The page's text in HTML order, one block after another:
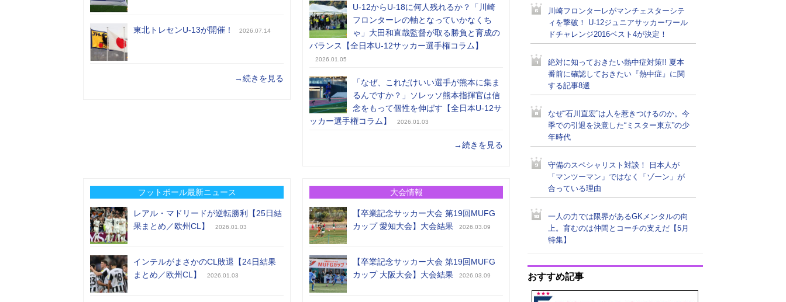
東北トレセンU-13が開催！ 2026.07.14
→続きを見る
U-12からU-18に何人残れるか？「川崎
フロンターレの軸となっていかなくち
ゃ」大田和直哉監督が取る勝負と育成の
バランス【全日本U-12サッカー選手権コラム】
2026.01.05
「なぜ、これだけいい選手が熊本に集ま
るんですか？」ソレッソ熊本指揮官は信
念をもって個性を伸ばす【全日本U-12サ
ッカー選手権コラム】
2026.01.03
→続きを見る
フットボール最新ニュース
レアル・マドリードが逆転勝利【25日結
果まとめ／欧州CL】
2026.01.03
インテルがまさかのCL敗退【24日結果
まとめ／欧州CL】
2026.01.03
大会情報
【卒業記念サッカー大会 第19回MUFG
カップ 愛知大会】大会結果
2026.03.09
【卒業記念サッカー大会 第19回MUFG
カップ 大阪大会】大会結果
2026.03.09
川崎フロンターレがマンチェスターシテ
ィを撃破！ U-12ジュニアサッカーワール
ドチャレンジ2016ベスト4が決定！
絶対に知っておきたい熱中症対策!! 夏本
番前に確認しておきたい『熱中症』に関
する記事8選
なぜ“石川直宏”は人を惹きつけるのか。今
季での引退を決意した“ミスター東京”の少
年時代
守備のスペシャリスト対談！ 日本人が
「マンツーマン」ではなく「ゾーン」が
合っている理由
一人の力では限界があるGKメンタルの向
上。育むのは仲間とコーチの支えだ【5月
特集】
おすすめ記事